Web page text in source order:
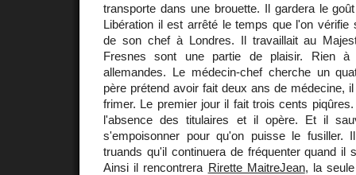
transporte dans une brouette. Il gardera le
Libération il est arrêté le temps que l'on vérifie
de son chef à Londres. Il travaillait au
Fresnes sont une partie de plaisir. Rien
allemandes. Le médecin-chef cherche un
père prétend avoir fait deux ans de médecine,
frimer. Le premier jour il fait trois cents
l'absence des titulaires et il opère. Et il
s'empoisonner pour qu'on puisse le
truands qu'il continuera de fréquenter quand il
Ainsi il rencontrera Rirette MaitreJean, la